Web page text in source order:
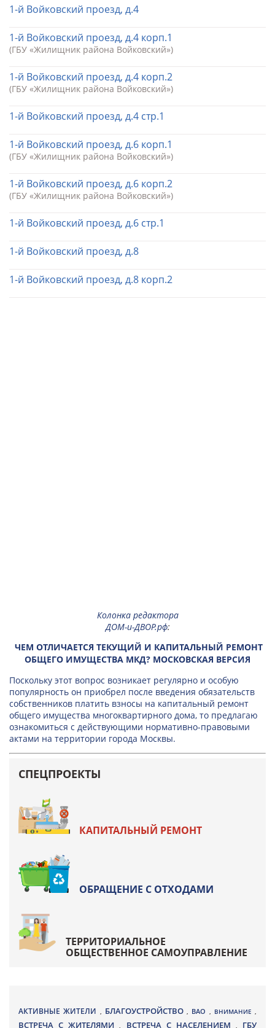
1-й Войковский проезд, д.4
1-й Войковский проезд, д.4 корп.1
(ГБУ «Жилищник района Войковский»)
1-й Войковский проезд, д.4 корп.2
(ГБУ «Жилищник района Войковский»)
1-й Войковский проезд, д.4 стр.1
1-й Войковский проезд, д.6 корп.1
(ГБУ «Жилищник района Войковский»)
1-й Войковский проезд, д.6 корп.2
(ГБУ «Жилищник района Войковский»)
1-й Войковский проезд, д.6 стр.1
1-й Войковский проезд, д.8
1-й Войковский проезд, д.8 корп.2
Колонка редактора
ДОМ-и-ДВОР.рф:
ЧЕМ ОТЛИЧАЕТСЯ ТЕКУЩИЙ И КАПИТАЛЬНЫЙ РЕМОНТ
ОБЩЕГО ИМУЩЕСТВА МКД? МОСКОВСКАЯ ВЕРСИЯ
Поскольку этот вопрос возникает регулярно и особую
популярность он приобрел после введения обязательств
собственников платить взносы на капитальный ремонт
общего имущества многоквартирного дома, то предлагаю
ознакомиться с действующими нормативно-правовыми
актами на территории города Москвы.
СПЕЦПРОЕКТЫ
КАПИТАЛЬНЫЙ РЕМОНТ
ОБРАЩЕНИЕ С ОТХОДАМИ
ТЕРРИТОРИАЛЬНОЕ
ОБЩЕСТВЕННОЕ САМОУПРАВЛЕНИЕ
АКТИВНЫЕ ЖИТЕЛИ , БЛАГОУСТРОЙСТВО , ВАО , ВНИМАНИЕ ,
ВСТРЕЧА С ЖИТЕЛЯМИ, ВСТРЕЧА С НАСЕЛЕНИЕМ , ГБУ